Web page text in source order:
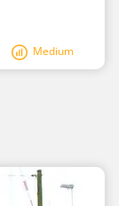
Medium